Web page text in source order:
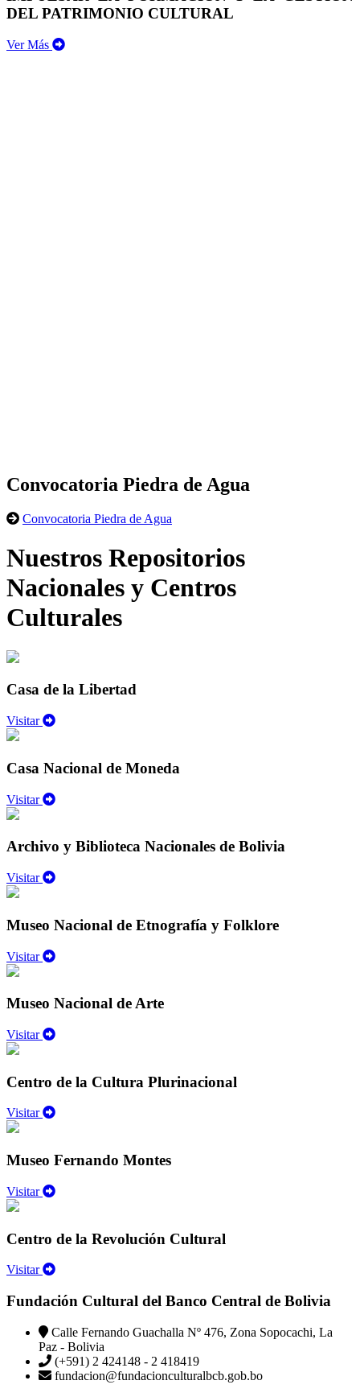
DEL PATRIMONIO CULTURAL
Ver Más
Convocatoria Piedra de Agua
Convocatoria Piedra de Agua
Nuestros Repositorios
Nacionales y Centros
Culturales
Casa de la Libertad
Visitar
Casa Nacional de Moneda
Visitar
Archivo y Biblioteca Nacionales de Bolivia
Visitar
Museo Nacional de Etnografía y Folklore
Visitar
Museo Nacional de Arte
Visitar
Centro de la Cultura Plurinacional
Visitar
Museo Fernando Montes
Visitar
Centro de la Revolución Cultural
Visitar
Fundación Cultural del Banco Central de Bolivia
Calle Fernando Guachalla Nº 476, Zona Sopocachi, La
Paz - Bolivia
(+591) 2 424148 - 2 418419
fundacion@fundacionculturalbcb.gob.bo